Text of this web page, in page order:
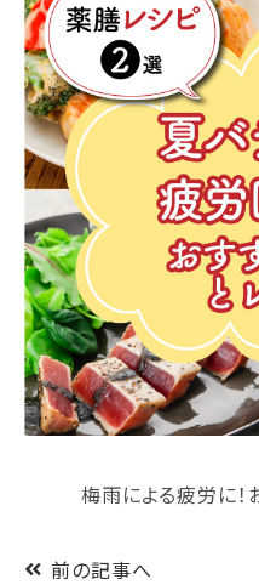
梅雨による疲労に
前の記事へ